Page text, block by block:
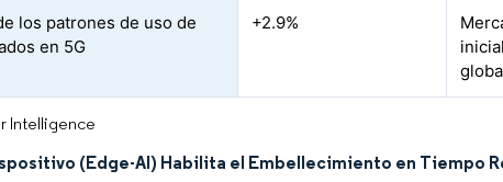
los patrones de uso de
en 5G
+2.9%
Intelligence
(Edge-AI) Habilita el Embellecimiento en Tiempo